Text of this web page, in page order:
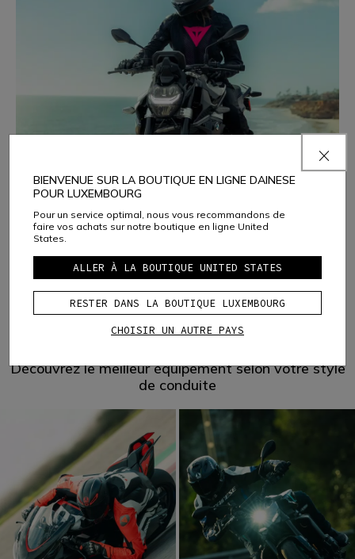
Jours d'été à moto
Ventilation, légèreté et protection pour profiter
DÉCOUVREZ LA SÉLECTION
Découvrez le meilleur équipement selon votre style
de conduite
BIENVENUE SUR LA BOUTIQUE EN LIGNE DAINESE
POUR LUXEMBOURG
Pour un service optimal, nous vous recommandons de
faire vos achats sur notre boutique en ligne United
States.
ALLER À LA BOUTIQUE UNITED STATES
RESTER DANS LA BOUTIQUE LUXEMBOURG
CHOISIR UN AUTRE PAYS